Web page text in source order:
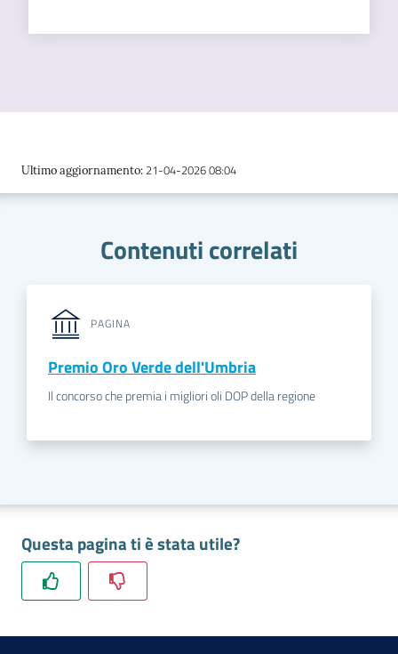
Ultimo aggiornamento: 21-04-2026 08:04
Contenuti correlati
PAGINA
Premio Oro Verde dell'Umbria
Il concorso che premia i migliori oli DOP della regione
Questa pagina ti è stata utile?